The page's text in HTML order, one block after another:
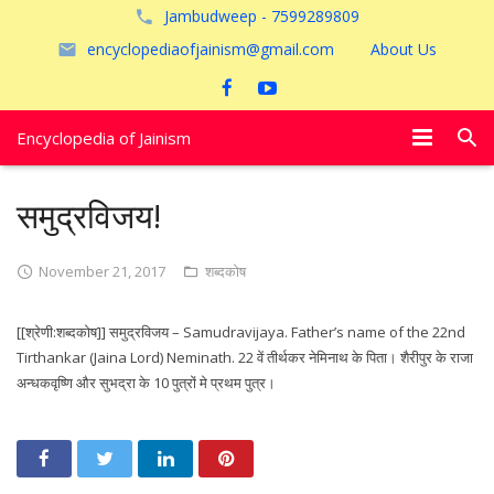
Jambudweep - 7599289809
encyclopediaofjainism@gmail.com
About Us
Encyclopedia of Jainism
पूजायें
अयोध्या
समुद्रविजय!
November 21, 2017 शब्दकोष
[[श्रेणी:शब्दकोष]] समुद्रविजय – Samudravijaya. Father’s name of the 22nd
Tirthankar (Jaina Lord) Neminath. 22 वें तीर्थकर नेमिनाथ के पिता। शैरीपुर के राजा
अन्धकवृष्णि और सुभद्रा के 10 पुत्रों मे प्रथम पुत्र।